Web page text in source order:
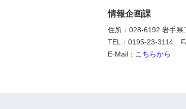
情報企画課
住所：028-6192 岩手県
TEL：0195-23-3114
E-Mail： こちらから